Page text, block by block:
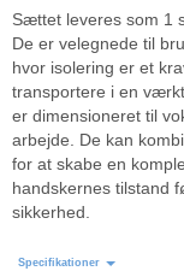
Sættet leveres som 1
De er velegnede til
hvor isolering er et
transportere i en
er dimensioneret til
arbejde. De kan
for at skabe en
handskernes tilstand
sikkerhed.
Specifikationer